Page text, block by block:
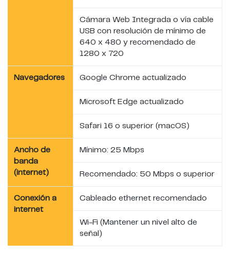
Cámara Web Integrada o vía cable
USB con resolución de mínimo de
640 x 480 y recomendado de
1280 x 720
Navegadores Google Chrome actualizado
Microsoft Edge actualizado
Safari 16 o superior (macOS)
Ancho de
banda
(internet)
Mínimo: 25 Mbps
Recomendado: 50 Mbps o superior
Conexión a
internet
Cableado ethernet recomendado
Wi-Fi (Mantener un nivel alto de
señal)